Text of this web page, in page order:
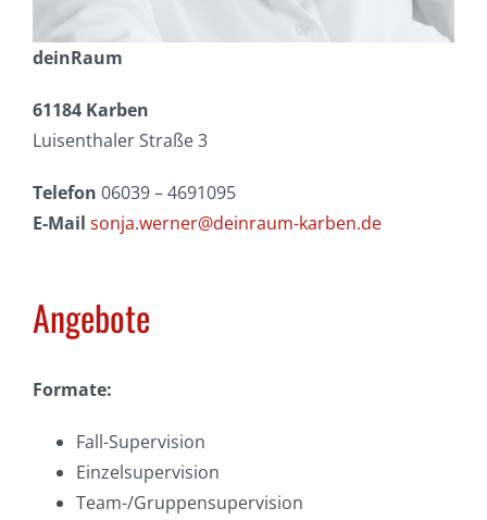
deinRaum
61184 Karben
Luisenthaler Straße 3
Telefon 06039 – 4691095
E-Mail sonja.werner@deinraum-karben.de
Angebote
Formate:
Fall-Supervision
Einzelsupervision
Team-/Gruppensupervision